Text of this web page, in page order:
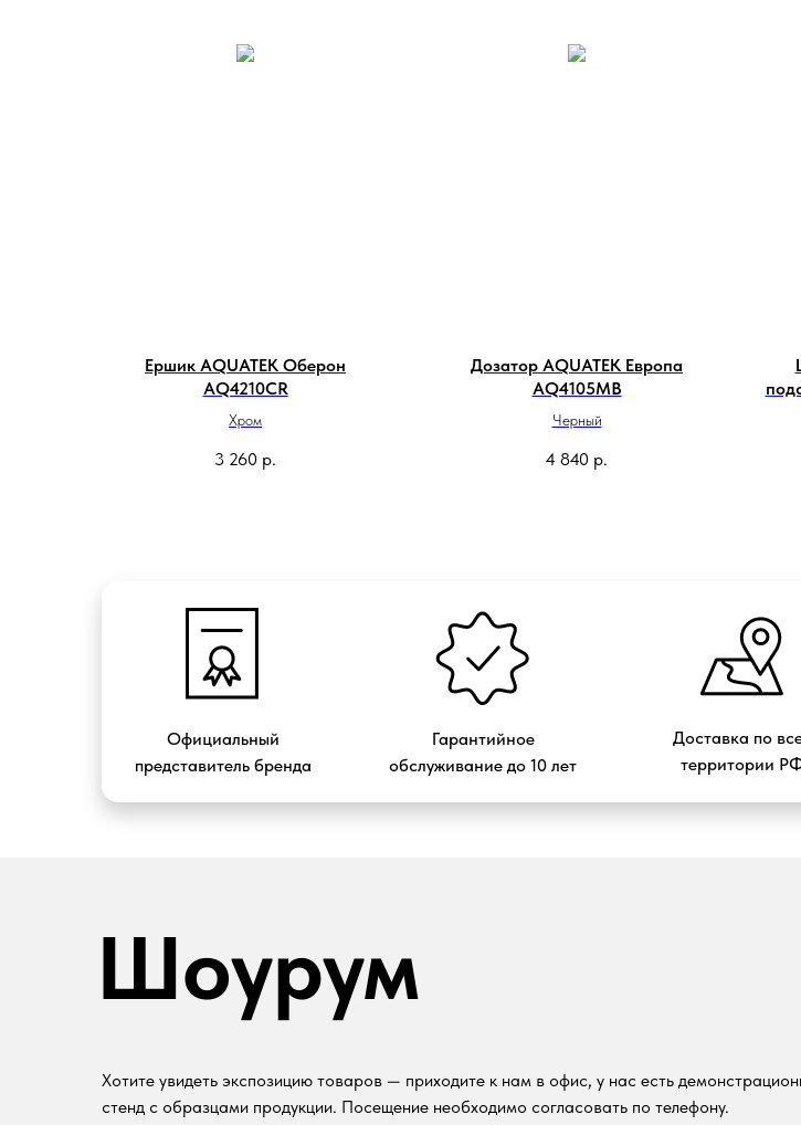
Ершик AQUATEK Оберон
AQ4210CR
Хром
3 260 р.
Дозатор AQUATEK Европа
AQ4105MB
Черный
4 840 р.
Официальный
представитель бренда
Доставка по
территории
Гарантийное
обслуживание до 10 лет
Шоурум
Хотите увидеть экспозицию товаров — приходите к нам в офис, у нас есть
стенд с образцами продукции. Посещение необходимо согласовать по телефону.